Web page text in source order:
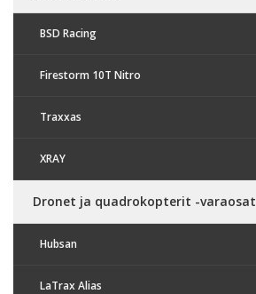
BSD Racing
Firestorm 10T Nitro
Traxxas
XRAY
Dronet ja quadrokopterit -varaosat
Hubsan
LaTrax Alias